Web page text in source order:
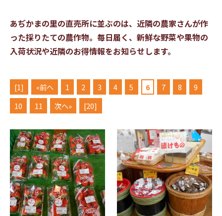
あぢかまの里の直売所に並ぶのは、近隣の農家さんが作
った採りたての農作物。 毎日届く、新鮮な野菜や果物の
入荷状況や近隣のお得情報をお知らせします。
[1] «前へ 1 2 3 4 5 6 7 8
9
10
11 次へ» [20]